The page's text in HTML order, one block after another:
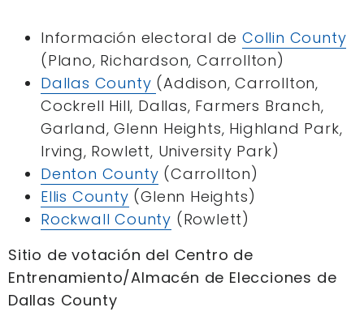
Información electoral deCollin County
(Plano, Richardson, Carrollton)
Dallas County (Addison, Carrollton,
Cockrell Hill, Dallas, Farmers Branch,
Garland, Glenn Heights, Highland Park,
Irving, Rowlett, University Park)
Denton County (Carrollton)
Ellis County (Glenn Heights)
Rockwall County (Rowlett)
Sitio de votación del Centro de
Entrenamiento/Almacén de Elecciones de
Dallas County